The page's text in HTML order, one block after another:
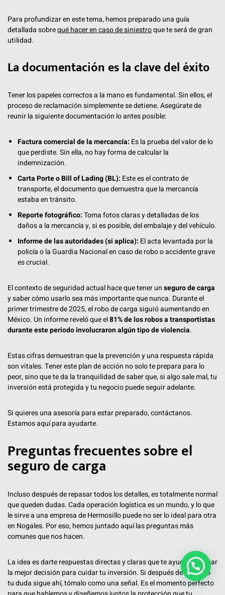
Para profundizar en este tema, hemos preparado una guía
detallada sobrequé hacer en caso de siniestroque te será de gran
utilidad.
La documentación es la clave del éxito
Tener los papeles correctos a la mano es fundamental. Sin ellos, el
proceso de reclamación simplemente se detiene. Asegúrate de
reunir la siguiente documentación lo antes posible:
Factura comercial de la mercancía: Es la prueba del valor de lo
que perdiste. Sin ella, no hay forma de calcular la
indemnización.
Carta Porte o Bill of Lading (BL): Este es el contrato de
transporte, el documento que demuestra que la mercancía
estaba en tránsito.
Reporte fotográfico:Toma fotos claras y detalladas de los
daños a la mercancía y, si es posible, del embalaje y del vehículo.
Informe de las autoridades (si aplica): El acta levantada por la
policía o la Guardia Nacional en caso de robo o accidente grave
es crucial.
El contexto de seguridad actual hace que tener unseguro de carga
y saber cómo usarlo sea más importante que nunca. Durante el
primer trimestre de 2025, el robo de carga siguió aumentando en
México. Un informe reveló que el81% de los robos a transportistas
durante este periodo involucraron algún tipo de violencia.
Estas cifras demuestran que la prevención y una respuesta rápida
son vitales. Tener este plan de acción no solo te prepara para lo
peor, sino que te da la tranquilidad de saber que, si algo sale mal, tu
inversión está protegida y tu negocio puede seguir adelante.
Si quieres una asesoría para estar preparado, contáctanos.
Estamos aquí para ayudarte.
Preguntas frecuentes sobre el
seguro de carga
Incluso después de repasar todos los detalles, es totalmente normal
que queden dudas. Cada operación logística es un mundo, y lo que
le sirve a una empresa de Hermosillo puede no ser lo ideal para otra
en Nogales. Por eso, hemos juntado aquí las preguntas más
comunes que nos hacen.
La idea es darte respuestas directas y claras que te ayuden a tomar
la mejor decisión para cuidar tu inversión. Si después de leer esto
tu duda sigue ahí, tómalo como una señal. Es el momento perfecto